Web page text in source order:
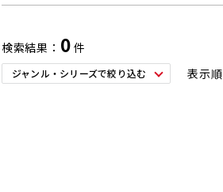
検索結果 0 件
ジャンル・シリーズで絞り込む 表示順